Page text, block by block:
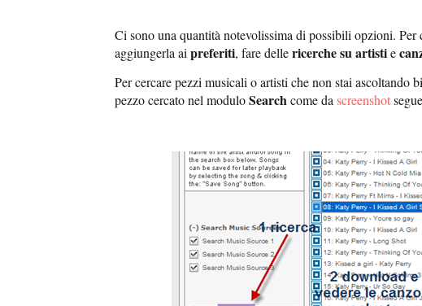
Ci sono una quantità notevolissima di possibili opzioni. Per
aggiungerla ai preferiti, fare dellericerche su artistie
Per cercare pezzi musicali o artisti che non stai ascoltando
pezzo cercato nel moduloSearchcome da screenshot